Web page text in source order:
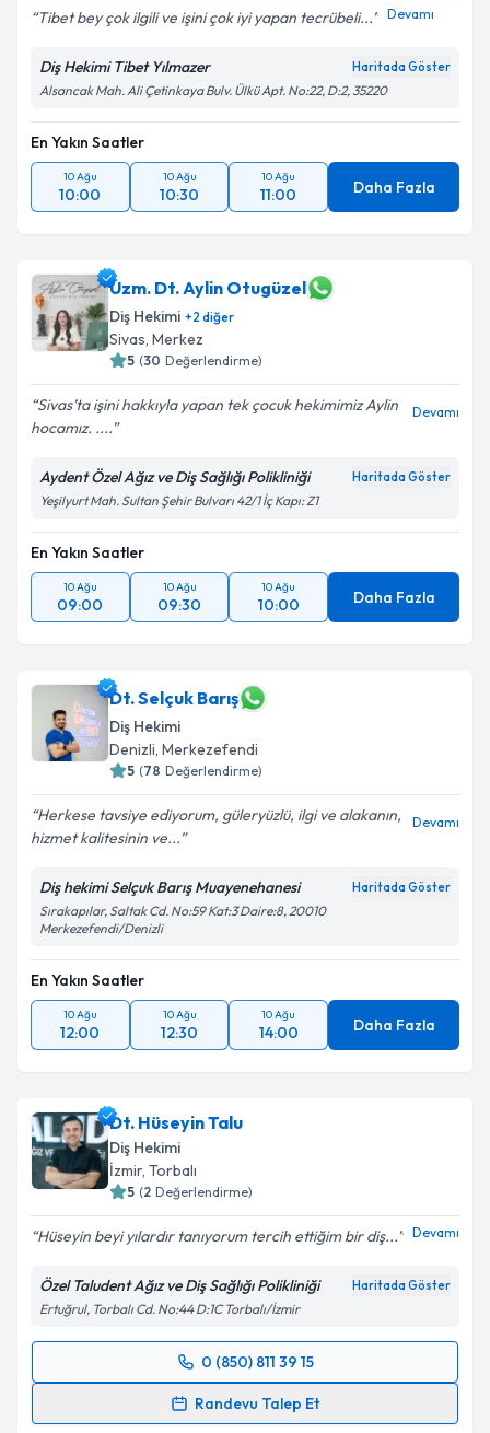
Metni'ni okudum ve kişisel verilerimin belirtilen
kapsamda işlenmesini kabul ediyorum.
Takvim Talebini Gönder
Tibet bey çok ilgili ve işini çok iyi yapan tecrübeli... Devamı
Diş Hekimi Tibet Yılmazer Haritada Göster
Alsancak Mah. Ali Çetinkaya Bulv. Ülkü Apt. No:22, D:2, 35220
En Yakın Saatler
10 Ağu
10:00
10 Ağu
10:30
10 Ağu
11:00 Daha Fazla
Uzm. Dt. Aylin Otugüzel
Diş Hekimi +2 diğer
Sivas, Merkez
5 (30 Değerlendirme)
Sivas’ta işini hakkıyla yapan tek çocuk hekimimiz Aylin
hocamız. ....
Devamı
Aydent Özel Ağız ve Diş Sağlığı Polikliniği Haritada Göster
Yeşilyurt Mah. Sultan Şehir Bulvarı 42/1 İç Kapı: Z1
En Yakın Saatler
10 Ağu
09:00
10 Ağu
09:30
10 Ağu
10:00 Daha Fazla
Dt. Selçuk Barış
Diş Hekimi
Denizli, Merkezefendi
5 (78 Değerlendirme)
Herkese tavsiye ediyorum, güleryüzlü, ilgi ve alakanın,
hizmet kalitesinin ve...
Devamı
Diş hekimi Selçuk Barış Muayenehanesi Haritada Göster
Sırakapılar, Saltak Cd. No:59 Kat:3 Daire:8, 20010
Merkezefendi/Denizli
En Yakın Saatler
10 Ağu
12:00
10 Ağu
12:30
10 Ağu
14:00 Daha Fazla
Dt. Hüseyin Talu
Diş Hekimi
İzmir, Torbalı
5 (2 Değerlendirme)
Hüseyin beyi yılardır tanıyorum tercih ettiğim bir diş... Devamı
Özel Taludent Ağız ve Diş Sağlığı Polikliniği Haritada Göster
Ertuğrul, Torbalı Cd. No:44 D:1C Torbalı/İzmir
0 (850) 811 39 15
Randevu Talep Et
Randevu Takvimi Talebi